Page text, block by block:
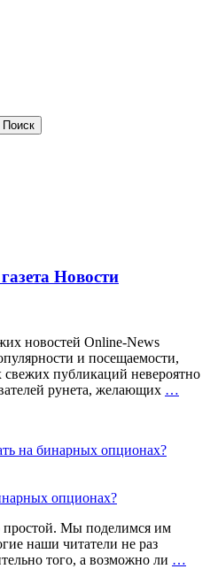
Новости
новостей Online-News
и посещаемости,
свежих публикаций невероятно
рунета, желающих …
опционах?
простой. Мы поделимся им
наши читатели не раз
того, а возможно ли …